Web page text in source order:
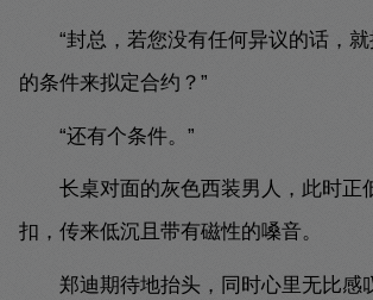
“封总，若您没有任何异议的话，
的条件来拟定合约？”
“还有个条件。”
长桌对面的灰色西装男人，此时正
扣，传来低沉且带有磁性的嗓音。
郑迪期待地抬头，同时心里无比感